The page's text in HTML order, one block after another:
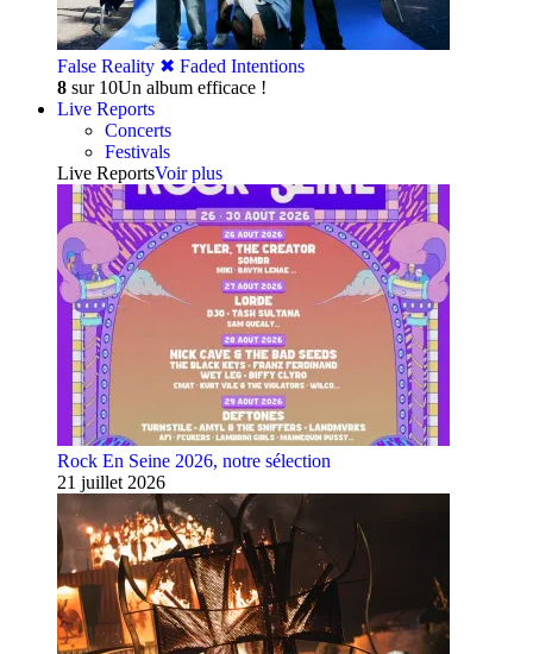
False Reality ✖︎ Faded Intentions
8 sur 10Un album efficace !
Live Reports
Concerts
Festivals
Live ReportsVoir plus
Rock En Seine 2026, notre sélection
21 juillet 2026